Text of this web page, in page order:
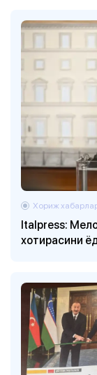
Italpress:
хотирасини
Хориж